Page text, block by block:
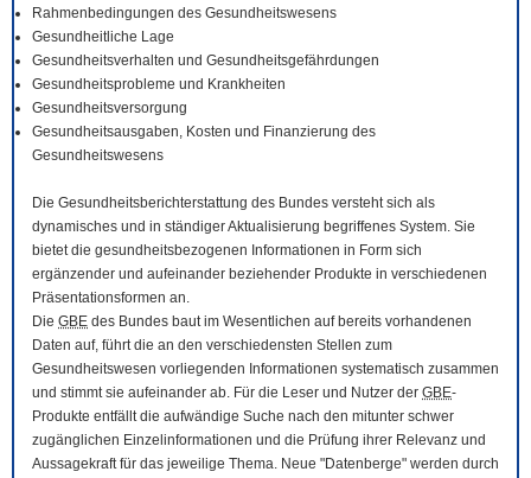
Rahmenbedingungen des Gesundheitswesens
Gesundheitliche Lage
Gesundheitsverhalten und Gesundheitsgefährdungen
Gesundheitsprobleme und Krankheiten
Gesundheitsversorgung
Gesundheitsausgaben, Kosten und Finanzierung des
Gesundheitswesens
Die Gesundheitsberichterstattung des Bundes versteht sich als
dynamisches und in ständiger Aktualisierung begriffenes System. Sie
bietet die gesundheitsbezogenen Informationen in Form sich
ergänzender und aufeinander beziehender Produkte in verschiedenen
Präsentationsformen an.
Die GBE des Bundes baut im Wesentlichen auf bereits vorhandenen
Daten auf, führt die an den verschiedensten Stellen zum
Gesundheitswesen vorliegenden Informationen systematisch zusammen
und stimmt sie aufeinander ab. Für die Leser und Nutzer der GBE-
Produkte entfällt die aufwändige Suche nach den mitunter schwer
zugänglichen Einzelinformationen und die Prüfung ihrer Relevanz und
Aussagekraft für das jeweilige Thema. Neue "Datenberge" werden durch